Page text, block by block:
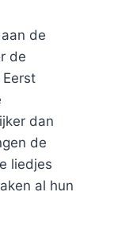
de
de
dan
de
liedjes
al hun